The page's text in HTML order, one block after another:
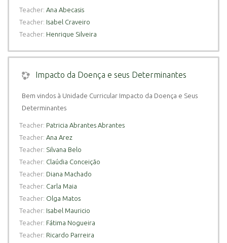
Teacher: Ana Abecasis
Teacher: Isabel Craveiro
Teacher: Henrique Silveira
Impacto da Doença e seus Determinantes
Bem vindos à Unidade Curricular Impacto da Doença e Seus
Determinantes
Teacher: Patricia Abrantes Abrantes
Teacher: Ana Arez
Teacher: Silvana Belo
Teacher: Claúdia Conceição
Teacher: Diana Machado
Teacher: Carla Maia
Teacher: Olga Matos
Teacher: Isabel Mauricio
Teacher: Fátima Nogueira
Teacher: Ricardo Parreira